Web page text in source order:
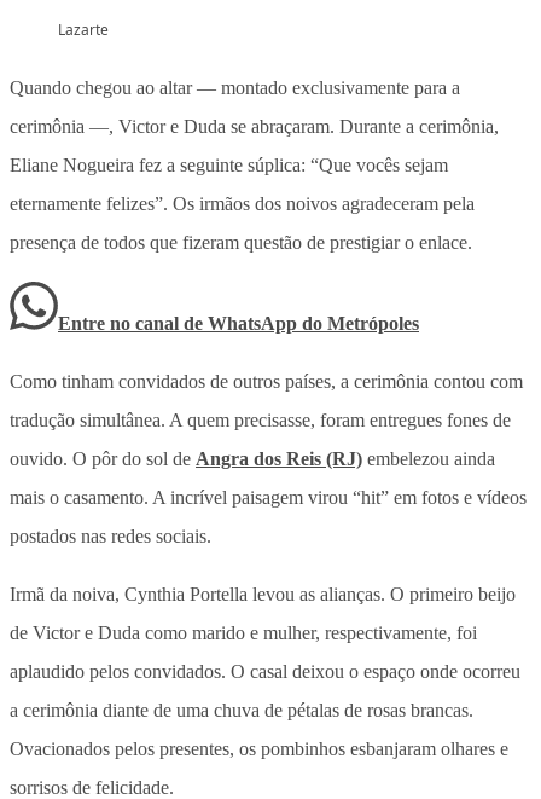
Lazarte
Quando chegou ao altar — montado exclusivamente para a
cerimônia —, Victor e Duda se abraçaram. Durante a cerimônia,
Eliane Nogueira fez a seguinte súplica: “Que vocês sejam
eternamente felizes”. Os irmãos dos noivos agradeceram pela
presença de todos que fizeram questão de prestigiar o enlace.
Entre no canal de WhatsApp do Metrópoles
Como tinham convidados de outros países, a cerimônia contou com
tradução simultânea. A quem precisasse, foram entregues fones de
ouvido. O pôr do sol de Angra dos Reis (RJ) embelezou ainda
mais o casamento. A incrível paisagem virou “hit” em fotos e vídeos
postados nas redes sociais.
Irmã da noiva, Cynthia Portella levou as alianças. O primeiro beijo
de Victor e Duda como marido e mulher, respectivamente, foi
aplaudido pelos convidados. O casal deixou o espaço onde ocorreu
a cerimônia diante de uma chuva de pétalas de rosas brancas.
Ovacionados pelos presentes, os pombinhos esbanjaram olhares e
sorrisos de felicidade.